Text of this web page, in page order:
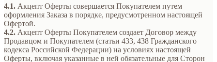
4.1. Акцепт Оферты совершается Покупателем путем
оформления Заказа в порядке, предусмотренном настоящей
Офертой.
4.2. Акцепт Оферты Покупателем создает Договор между
Продавцом и Покупателем (статьи 433, 438 Гражданского
кодекса Российской Федерации) на условиях настоящей
Оферты, включая указанные в ней обязательные для Сторон